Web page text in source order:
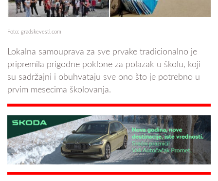
Foto: gradskevesti.com
Lokalna samouprava za sve prvake tradicionalno je
pripremila prigodne poklone za polazak u školu, koji
su sadržajni i obuhvataju sve ono što je potrebno u
prvim mesecima školovanja.